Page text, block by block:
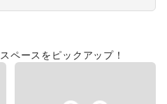
ペースをピックアップ！